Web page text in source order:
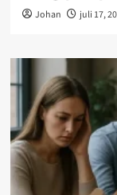
Johan juli 17,